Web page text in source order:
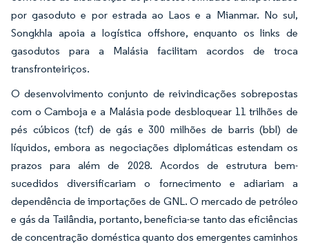
por gasoduto e por estrada ao Laos e a Mianmar. No sul,
Songkhla apoia a logística offshore, enquanto os links de
gasodutos para a Malásia facilitam acordos de troca
transfronteiriços.
O desenvolvimento conjunto de reivindicações sobrepostas
com o Camboja e a Malásia pode desbloquear 11 trilhões de
pés cúbicos (tcf) de gás e 300 milhões de barris (bbl) de
líquidos, embora as negociações diplomáticas estendam os
prazos para além de 2028. Acordos de estrutura bem-
sucedidos diversificariam o fornecimento e adiariam a
dependência de importações de GNL. O mercado de petróleo
e gás da Tailândia, portanto, beneficia-se tanto das eficiências
de concentração doméstica quanto dos emergentes caminhos